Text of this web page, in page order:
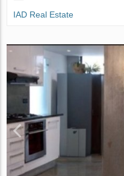
IAD Real Estate